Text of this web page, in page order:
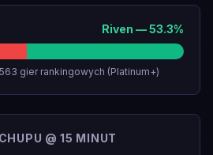
Riven —53.3%
gier rankingowych (Platinum+)
@ 15 MINUT